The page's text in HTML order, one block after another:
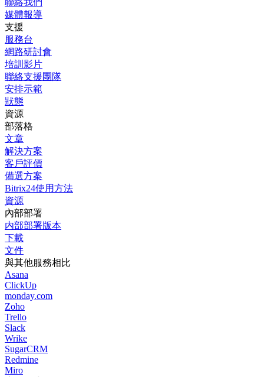
聯絡我們
媒體報導
支援
服務台
網路研討會
培訓影片
聯絡支援團隊
安排示範
狀態
資源
部落格
文章
解決方案
客戶評價
備選方案
Bitrix24使用方法
資源
內部部署
内部部署版本
下載
文件
與其他服務相比
Asana
ClickUp
monday.com
Zoho
Trello
Slack
Wrike
SugarCRM
Redmine
Miro